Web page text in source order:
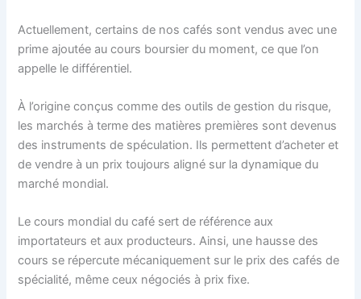
Actuellement, certains de nos cafés sont vendus avec une
prime ajoutée au cours boursier du moment, ce que l’on
appelle le différentiel.
À l’origine conçus comme des outils de gestion du risque,
les marchés à terme des matières premières sont devenus
des instruments de spéculation. Ils permettent d’acheter et
de vendre à un prix toujours aligné sur la dynamique du
marché mondial.
Le cours mondial du café sert de référence aux
importateurs et aux producteurs. Ainsi, une hausse des
cours se répercute mécaniquement sur le prix des cafés de
spécialité, même ceux négociés à prix fixe.